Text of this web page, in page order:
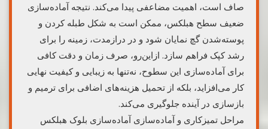
صاف است، اهمیت مضاعفی پیدا می‌کند. نتیجه آماده‌سازی
ضعیف سطح هبلکس، ممکن است به شکل طبله کردن و
پوسته‌شدن گچ نمایان شود و در درازمدت، زمینه را برای
رشد کپک فراهم سازد. ازاین‌رو، صرف زمان و دقت کافی
برای آماده‌سازی این سطوح، نه‌تنها به زیبایی و کیفیت نهایی
کار می‌افزاید، بلکه از تحمیل هزینه‌های اضافی برای ترمیم و
بازسازی در آینده جلوگیری می‌کند.
مراحل تمیزکاری و آماده‌سازی آماده‌سازی بلوک هبلکس